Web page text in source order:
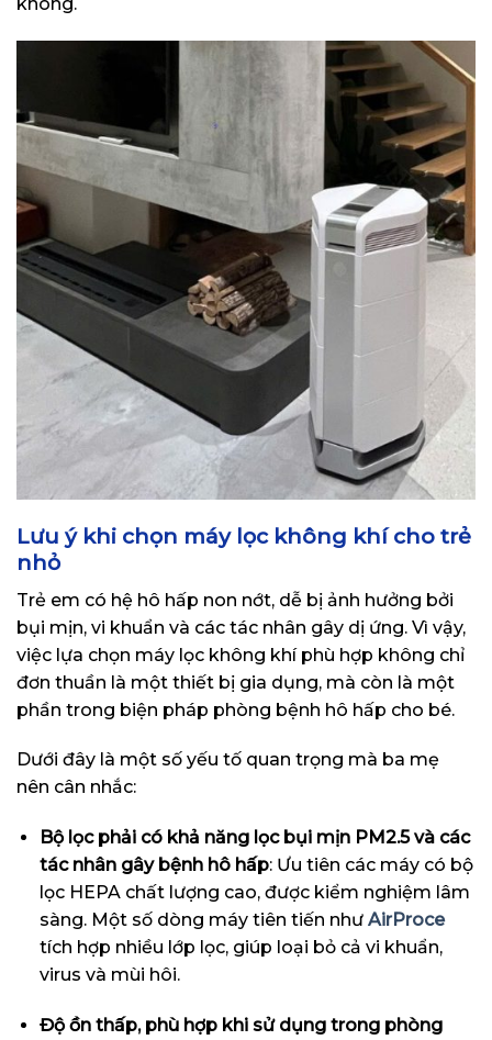
không.
Lưu ý khi chọn máy lọc không khí cho trẻ
nhỏ
Trẻ em có hệ hô hấp non nớt, dễ bị ảnh hưởng bởi
bụi mịn, vi khuẩn và các tác nhân gây dị ứng. Vì vậy,
việc lựa chọn máy lọc không khí phù hợp không chỉ
đơn thuần là một thiết bị gia dụng, mà còn là một
phần trong biện pháp phòng bệnh hô hấp cho bé.
Dưới đây là một số yếu tố quan trọng mà ba mẹ
nên cân nhắc:
Bộ lọc phải có khả năng lọc bụi mịn PM2.5 và các
tác nhân gây bệnh hô hấp: Ưu tiên các máy có bộ
lọc HEPA chất lượng cao, được kiểm nghiệm lâm
sàng. Một số dòng máy tiên tiến như AirProce
tích hợp nhiều lớp lọc, giúp loại bỏ cả vi khuẩn,
virus và mùi hôi.
Độ ồn thấp, phù hợp khi sử dụng trong phòng